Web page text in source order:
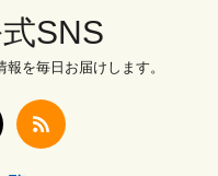
SNS
を毎日お届けします。